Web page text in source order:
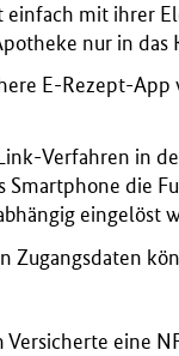
mit ihrer
nur in das
E-Rezept-
-Verfahren in
Smartphone die
eingelöst
eine